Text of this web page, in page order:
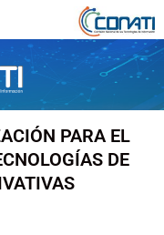
PARA EL
DE